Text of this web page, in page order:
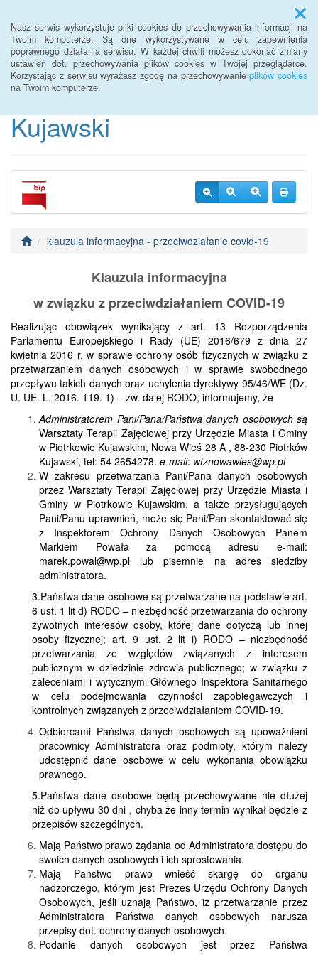
Nasz serwis wykorzystuje pliki cookies do przechowywania informacji na
Twoim komputerze. Są one wykorzystywane w celu zapewnienia
poprawnego działania serwisu. W każdej chwili możesz dokonać zmiany
ustawień dot. przechowywania plików cookies w Twojej przeglądarce.
Korzystając z serwisu wyrażasz zgodę na przechowywanieplików cookies
na Twoim komputerze.
Menu
BIP Warsztaty Terapii
Zajęciowej Piotrków
Kujawski
klauzula informacyjna - przeciwdziałanie covid-19
Klauzula informacyjna
w związku z przeciwdziałaniem COVID-19
Realizując obowiązek wynikający z art. 13 Rozporządzenia
Parlamentu Europejskiego i Rady (UE) 2016/679 z dnia 27
kwietnia 2016 r. w sprawie ochrony osób fizycznych w związku z
przetwarzaniem danych osobowych i w sprawie swobodnego
przepływu takich danych oraz uchylenia dyrektywy 95/46/WE (Dz.
U. UE. L. 2016. 119. 1) – zw. dalej RODO, informujemy, że
Administratorem Pani/Pana/Państwa danych osobowych są
Warsztaty Terapii Zajęciowej przy Urzędzie Miasta i Gminy
w Piotrkowie Kujawskim, Nowa Wieś 28 A , 88-230 Piotrków
Kujawski, tel: 54 2654278. e-mail: wtznowawies@wp.pl
W zakresu przetwarzania Pani/Pana danych osobowych
przez Warsztaty Terapii Zajęciowej przy Urzędzie Miasta i
Gminy w Piotrkowie Kujawskim, a także przysługujących
Pani/Panu uprawnień, może się Pani/Pan skontaktować się
z Inspektorem Ochrony Danych Osobowych Panem
Markiem Powała za pomocą adresu e-mail:
marek.powal@wp.pl lub pisemnie na adres siedziby
administratora.
3.Państwa dane osobowe są przetwarzane na podstawie art.
6 ust. 1 lit d) RODO – niezbędność przetwarzania do ochrony
żywotnych interesów osoby, której dane dotyczą lub innej
osoby fizycznej; art. 9 ust. 2 lit i) RODO – niezbędność
przetwarzania ze względów związanych z interesem
publicznym w dziedzinie zdrowia publicznego; w związku z
zaleceniami i wytycznymi Głównego Inspektora Sanitarnego
w celu podejmowania czynności zapobiegawczych i
kontrolnych związanych z przeciwdziałaniem COVID-19.
Odbiorcami Państwa danych osobowych są upoważnieni
pracownicy Administratora oraz podmioty, którym należy
udostępnić dane osobowe w celu wykonania obowiązku
prawnego.
5.Państwa dane osobowe będą przechowywane nie dłużej
niż do upływu 30 dni , chyba że inny termin wynikał będzie z
przepisów szczególnych.
Mają Państwo prawo żądania od Administratora dostępu do
swoich danych osobowych i ich sprostowania.
Mają Państwo prawo wnieść skargę do organu
nadzorczego, którym jest Prezes Urzędu Ochrony Danych
Osobowych, jeśli uznają Państwo, iż przetwarzanie przez
Administratora Państwa danych osobowych narusza
przepisy dot. ochrony danych osobowych.
Podanie danych osobowych jest przez Państwa